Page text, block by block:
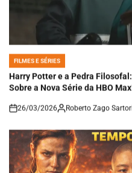
POSTED
IN
FILMES E SÉRIES
Harry Potter e a Pedra Filosofal:
Sobre a Nova Série da HBO
on
26/03/2026 Roberto Zago Sartori